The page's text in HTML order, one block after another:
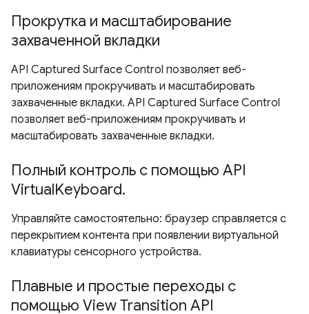
Прокрутка и масштабирование
захваченной вкладки
API Captured Surface Control позволяет веб-
приложениям прокручивать и масштабировать
захваченные вкладки. API Captured Surface Control
позволяет веб-приложениям прокручивать и
масштабировать захваченные вкладки.
Полный контроль с помощью API
VirtualKeyboard.
Управляйте самостоятельно: браузер справляется с
перекрытием контента при появлении виртуальной
клавиатуры сенсорного устройства.
Плавные и простые переходы с
помощью View Transition API